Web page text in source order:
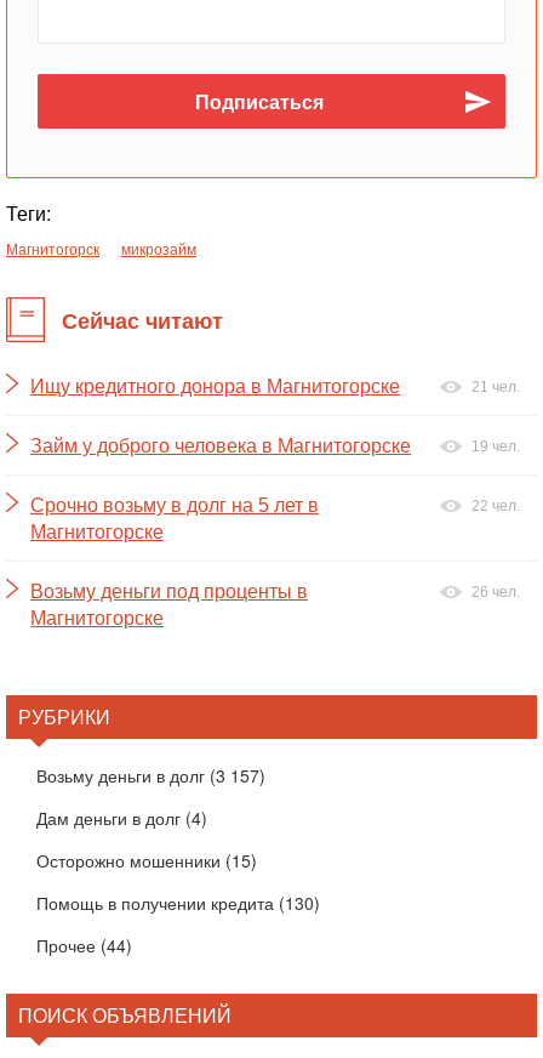
Теги:
Магнитогорск микрозайм
Сейчас читают
Ищу кредитного донора в Магнитогорске 21 чел.
Займ у доброго человека в Магнитогорске 19 чел.
Срочно возьму в долг на 5 лет в
Магнитогорске
22 чел.
Возьму деньги под проценты в
Магнитогорске
26 чел.
РУБРИКИ
Возьму деньги в долг (3 157)
Дам деньги в долг (4)
Осторожно мошенники (15)
Помощь в получении кредита (130)
Прочее (44)
ПОИСК ОБЪЯВЛЕНИЙ